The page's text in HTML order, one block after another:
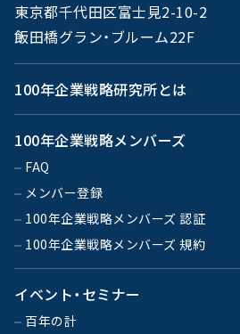
東京都千代田区富士見2-10-2
飯田橋グラン・ブルーム22F
100年企業戦略研究所とは
100年企業戦略メンバーズ
FAQ
メンバー登録
100年企業戦略メンバーズ 認証
100年企業戦略メンバーズ 規約
イベント・セミナー
百年の計